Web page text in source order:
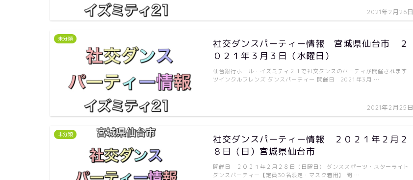
2021年2月26日
未分類
社交ダンスパーティー情報 宮城県仙台市 ２
０２１年３月３日（水曜日）
2021年2月25日
仙台銀行ホール・イズミティ２１で社交ダンスのパーティが開催されます
ツインクルフレンズ ダンスパーティー 開催日 2021年3月 …
未分類
社交ダンスパーティー情報 ２０２１年２月２
８日（日）宮城県仙台市
開催日 ２０２１年２月２８日（日曜日） ダンススポーツ・スターライト
ダンスパーティー【定員30名限定・マスク着用】 開 …